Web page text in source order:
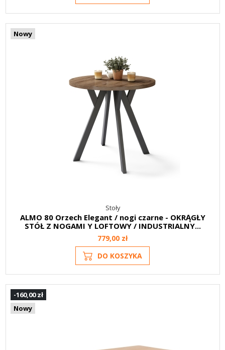
Nowy
Stoły
ALMO 80 Orzech Elegant / nogi czarne - OKRĄGŁY
STÓŁ Z NOGAMI Y LOFTOWY / INDUSTRIALNY...
779,00 zł
DO KOSZYKA
-160,00 zł
Nowy